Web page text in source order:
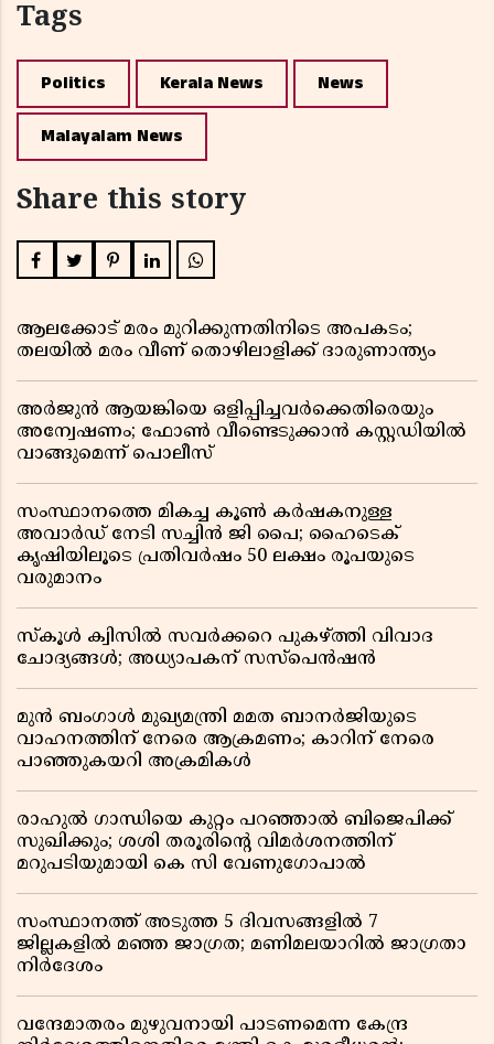
Tags
Politics Kerala News News
Malayalam News
Share this story
ആലക്കോട് മരം മുറിക്കുന്നതിനിടെ അപകടം;
തലയിൽ മരം വീണ് തൊഴിലാളിക്ക് ദാരുണാന്ത്യം
അർജുൻ ആയങ്കിയെ ഒളിപ്പിച്ചവർക്കെതിരെയും
അന്വേഷണം; ഫോൺ വീണ്ടെടുക്കാൻ കസ്റ്റഡിയിൽ
വാങ്ങുമെന്ന് പൊലീസ്
സംസ്ഥാനത്തെ മികച്ച കൂൺ കർഷകനുള്ള
അവാർഡ് നേടി സച്ചിൻ ജി പൈ; ഹൈടെക്
കൃഷിയിലൂടെ പ്രതിവർഷം 50 ലക്ഷം രൂപയുടെ
വരുമാനം
സ്കൂൾ ക്വിസിൽ സവർക്കറെ പുകഴ്ത്തി വിവാദ
ചോദ്യങ്ങൾ; അധ്യാപകന് സസ്പെൻഷൻ
മുൻ ബംഗാൾ മുഖ്യമന്ത്രി മമത ബാനർജിയുടെ
വാഹനത്തിന് നേരെ ആക്രമണം; കാറിന് നേരെ
പാഞ്ഞുകയറി അക്രമികൾ
രാഹുൽ ഗാന്ധിയെ കുറ്റം പറഞ്ഞാൽ ബിജെപിക്ക്
സുഖിക്കും; ശശി തരൂരിന്റെ വിമർശനത്തിന്
മറുപടിയുമായി കെ സി വേണുഗോപാൽ
സംസ്ഥാനത്ത് അടുത്ത 5 ദിവസങ്ങളിൽ 7
ജില്ലകളിൽ മഞ്ഞ ജാഗ്രത; മണിമലയാറിൽ ജാഗ്രതാ
നിർദേശം
വന്ദേമാതരം മുഴുവനായി പാടണമെന്ന കേന്ദ്ര